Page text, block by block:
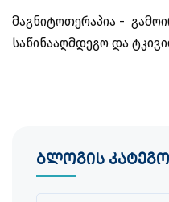
მაგნიტოთერაპია -
საწინააღმდეგო და
ბლოგის